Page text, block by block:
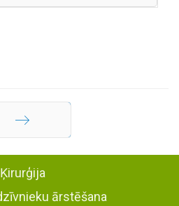
Turpināt
Ķirurģija
ārstēšana